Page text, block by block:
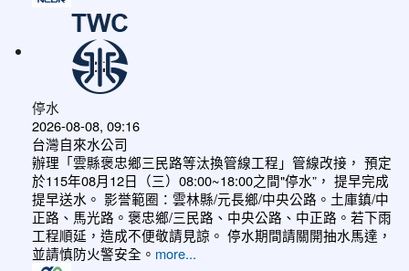
停水
2026-08-08, 09:16
台灣自來水公司
辦理「雲縣褒忠鄉三民路等汰換管線工程」管線改接， 預定
於115年08月12日（三）08:00~18:00之間"停水”， 提早完成
提早送水。 影誉範圈：雲林縣/元長鄉/中央公路。土庫鎮/中
正路、馬光路。褒忠鄉/三民路、中央公路、中正路。若下雨
工程順延，造成不便敬請見諒。 停水期間請關開抽水馬達，
並請慎防火警安全。 more...